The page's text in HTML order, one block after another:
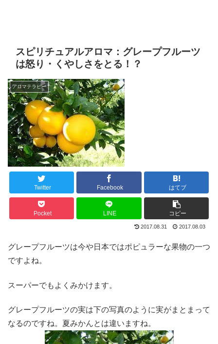
スピリチュアルアロマ：グレープフルーツ
は怒り・くやしさをとる！？
アロマテラピー
Twitter Facebook はてブ
Pocket LINE コピー
2017.08.31 2017.08.03
グレープフルーツは今や日本ではポピュラーな果物の一つ
ですよね。
スーパーでもよくみかけます。
グレープフルーツの実は下の写真のように実がまとまって
なるのですね。夏みかんとは違いますね。